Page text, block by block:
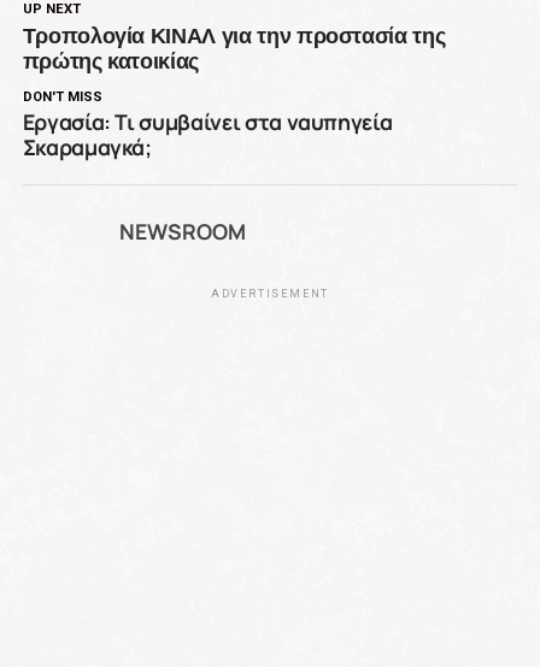
UP NEXT
Τροπολογία ΚΙΝΑΛ για την προστασία της
πρώτης κατοικίας
DON'T MISS
Εργασία: Τι συμβαίνει στα ναυπηγεία
Σκαραμαγκά;
NEWSROOM
ADVERTISEMENT